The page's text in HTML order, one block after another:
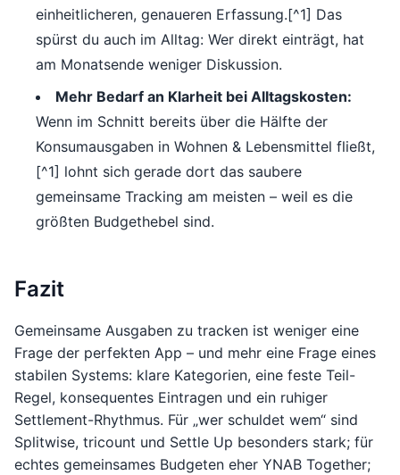
einheitlicheren, genaueren Erfassung.[^1] Das
spürst du auch im Alltag: Wer direkt einträgt, hat
am Monatsende weniger Diskussion.
Mehr Bedarf an Klarheit bei Alltagskosten:
Wenn im Schnitt bereits über die Hälfte der
Konsumausgaben in Wohnen & Lebensmittel fließt,
[^1] lohnt sich gerade dort das saubere
gemeinsame Tracking am meisten – weil es die
größten Budgethebel sind.
Fazit
Gemeinsame Ausgaben zu tracken ist weniger eine
Frage der perfekten App – und mehr eine Frage eines
stabilen Systems: klare Kategorien, eine feste Teil-
Regel, konsequentes Eintragen und ein ruhiger
Settlement-Rhythmus. Für „wer schuldet wem“ sind
Splitwise, tricount und Settle Up besonders stark; für
echtes gemeinsames Budgeten eher YNAB Together;